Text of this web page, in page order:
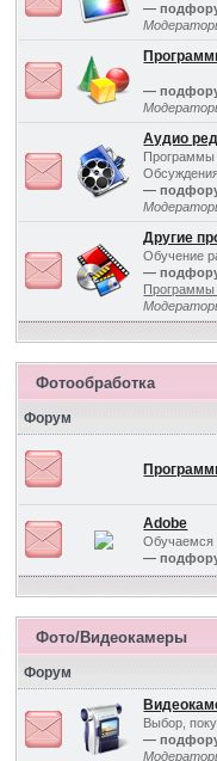
—
—
Аудио
Программы
—
Другие
Обучение
—
Программы
Фотообработка
Форум
Adobe
Обучаемся
—
Фото/Видеокамеры
Форум
Выбор,
—